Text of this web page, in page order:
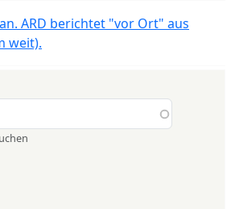
ARD berichtet "vor Ort" aus
weit).